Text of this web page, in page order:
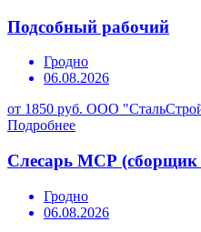
Подсобный рабочий
Гродно
06.08.2026
от 1850 руб. ООО
Подробнее
Слесарь МСР (сборщик
Гродно
06.08.2026